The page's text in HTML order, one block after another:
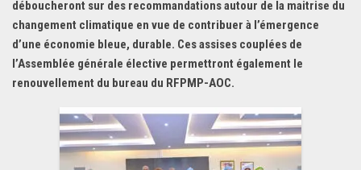
déboucheront sur des recommandations autour de la maitrise du
changement climatique en vue de contribuer à l’émergence
d’une économie bleue, durable. Ces assises couplées de
l’Assemblée générale élective permettront également le
renouvellement du bureau du RFPMP-AOC.